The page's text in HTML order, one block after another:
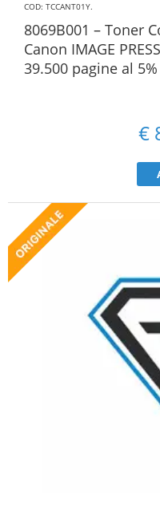
COD: TCCANT01Y.
8069B001 – Toner
Canon IMAGE
39.500 pagine al
€